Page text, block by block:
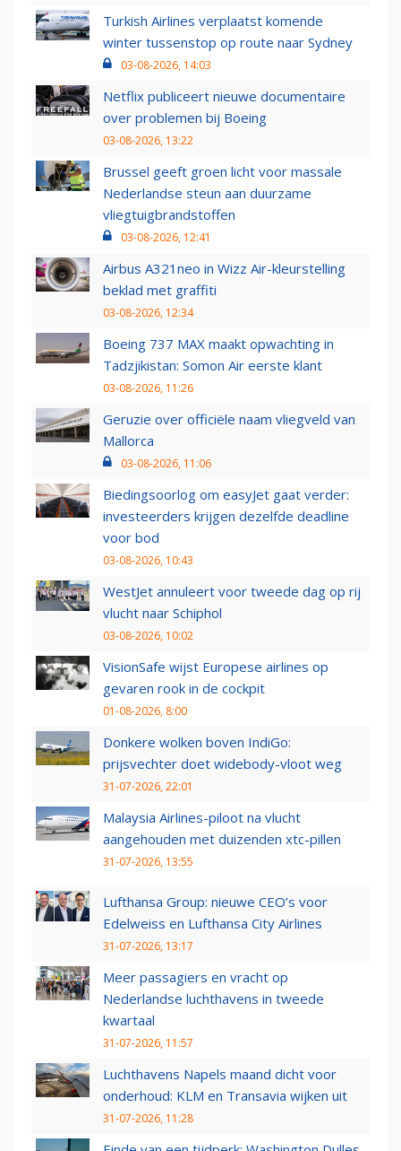
Turkish Airlines verplaatst komende
winter tussenstop op route naar Sydney
03-08-2026, 14:03
Netflix publiceert nieuwe documentaire
over problemen bij Boeing
03-08-2026, 13:22
Brussel geeft groen licht voor massale
Nederlandse steun aan duurzame
vliegtuigbrandstoffen
03-08-2026, 12:41
Airbus A321neo in Wizz Air-kleurstelling
beklad met graffiti
03-08-2026, 12:34
Boeing 737 MAX maakt opwachting in
Tadzjikistan: Somon Air eerste klant
03-08-2026, 11:26
Geruzie over officiële naam vliegveld van
Mallorca
03-08-2026, 11:06
Biedingsoorlog om easyJet gaat verder:
investeerders krijgen dezelfde deadline
voor bod
03-08-2026, 10:43
WestJet annuleert voor tweede dag op rij
vlucht naar Schiphol
03-08-2026, 10:02
VisionSafe wijst Europese airlines op
gevaren rook in de cockpit
01-08-2026, 8:00
Donkere wolken boven IndiGo:
prijsvechter doet widebody-vloot weg
31-07-2026, 22:01
Malaysia Airlines-piloot na vlucht
aangehouden met duizenden xtc-pillen
31-07-2026, 13:55
Lufthansa Group: nieuwe CEO’s voor
Edelweiss en Lufthansa City Airlines
31-07-2026, 13:17
Meer passagiers en vracht op
Nederlandse luchthavens in tweede
kwartaal
31-07-2026, 11:57
Luchthavens Napels maand dicht voor
onderhoud: KLM en Transavia wijken uit
31-07-2026, 11:28